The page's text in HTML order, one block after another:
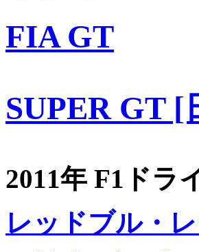
FIA GT
SUPER GT [
2011年 F1ドラ
レッドブル・